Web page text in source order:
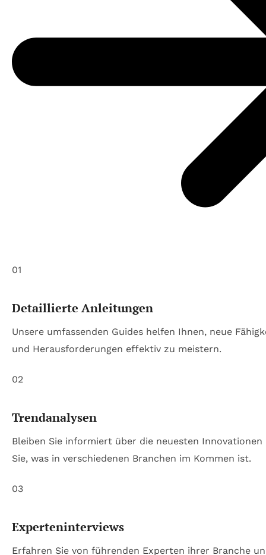
01
Detaillierte Anleitungen
Unsere umfassenden Guides helfen Ihnen, neue
und Herausforderungen effektiv zu meistern.
02
Trendanalysen
Bleiben Sie informiert über die neuesten
Sie, was in verschiedenen Branchen im Kommen ist.
03
Experteninterviews
Erfahren Sie von führenden Experten ihrer Branche